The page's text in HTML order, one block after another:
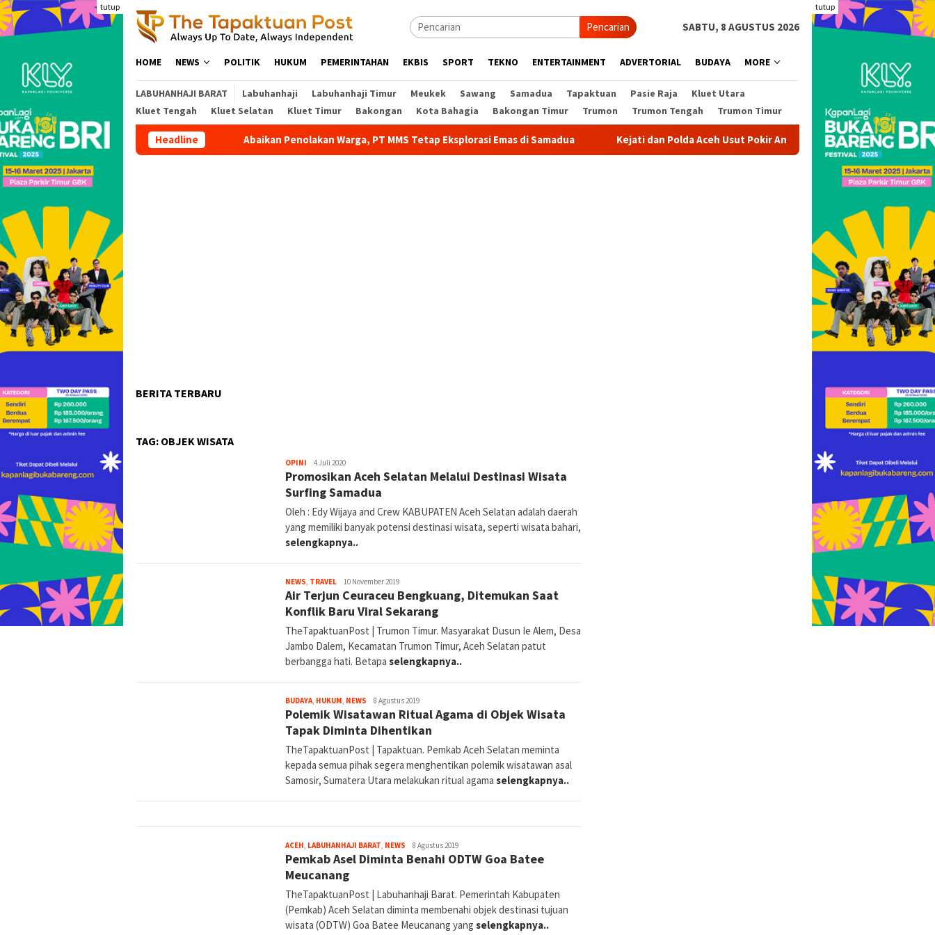
Loncat
ke
konten
tutup tutup
Pencarian SABTU, 8 AGUSTUS 2026
HOME NEWS POLITIK HUKUM PEMERINTAHAN EKBIS SPORT TEKNO ENTERTAINMENT ADVERTORIAL BUDAYA MORE
LABUHANHAJI BARAT Labuhanhaji Labuhanhaji Timur Meukek Sawang Samadua Tapaktuan Pasie Raja
Kluet Utara
Kluet Tengah
Kluet Selatan Kluet Timur Bakongan Kota Bahagia Bakongan Timur Trumon Trumon Tengah Trumon Timur
Headline Abaikan Penolakan Warga, PT MMS Tetap Eksplorasi Emas di Samadua Kejati dan Polda Aceh Usut Pokir Anggota DPRK Aceh Selatan, Alokasi
BERITA TERBARU
TAG: OBJEK WISATA
OPINI
Redaksi
4 Juli 2020
Promosikan Aceh Selatan Melalui Destinasi Wisata
Surfing Samadua
Oleh : Edy Wijaya and Crew KABUPATEN Aceh Selatan adalah daerah
yang memiliki banyak potensi destinasi wisata, seperti wisata bahari,
selengkapnya..
NEWS, TRAVELBy
Redaksi
10 November 2019
Air Terjun Ceuraceu Bengkuang, Ditemukan Saat
Konflik Baru Viral Sekarang
TheTapaktuanPost | Trumon Timur. Masyarakat Dusun Ie Alem, Desa
Jambo Dalem, Kecamatan Trumon Timur, Aceh Selatan patut
berbangga hati. Betapa selengkapnya..
BUDAYA, HUKUM, NEWS
Redaksi
8 Agustus 2019
Polemik Wisatawan Ritual Agama di Objek Wisata
Tapak Diminta Dihentikan
TheTapaktuanPost | Tapaktuan. Pemkab Aceh Selatan meminta
kepada semua pihak segera menghentikan polemik wisatawan asal
Samosir, Sumatera Utara melakukan ritual agama selengkapnya..
ACEH, LABUHANHAJI BARAT, NEWS
Redaksi
8 Agustus 2019
Pemkab Asel Diminta Benahi ODTW Goa Batee
Meucanang
TheTapaktuanPost | Labuhanhaji Barat. Pemerintah Kabupaten
(Pemkab) Aceh Selatan diminta membenahi objek destinasi tujuan
wisata (ODTW) Goa Batee Meucanang yang selengkapnya..